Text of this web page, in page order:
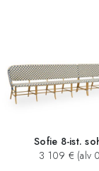
Sofie 8-ist.
3 109 € (alv